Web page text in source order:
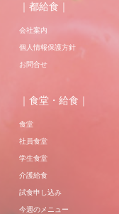
｜都給食｜
会社案内
個人情報保護方針
お問合せ
｜食堂・給食｜
食堂
社員食堂
学生食堂
介護給食
試食申し込み
今週のメニュー